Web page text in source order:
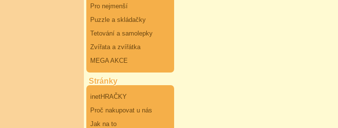
Pro nejmenší
Puzzle a skládačky
Tetování a samolepky
Zvířata a zvířátka
MEGA AKCE
Stránky
inetHRAČKY
Proč nakupovat u nás
Jak na to